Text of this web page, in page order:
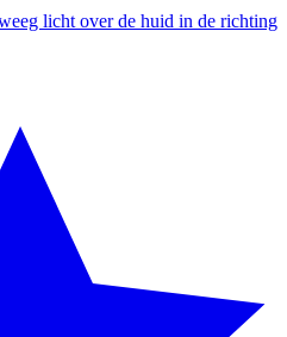
licht over de huid in de richting